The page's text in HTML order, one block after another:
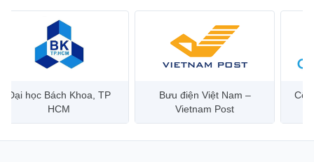
Đại học Bách Khoa, TP
HCM
Bưu điện Việt Nam –
Vietnam Post